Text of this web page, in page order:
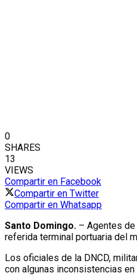
0
SHARES
13
VIEWS
Compartir en Facebook
Compartir en Twitter
Compartir en Whatsapp
Santo Domingo. – Agentes de
referida terminal portuaria del
Los oficiales de la DNCD,
con algunas inconsistencias